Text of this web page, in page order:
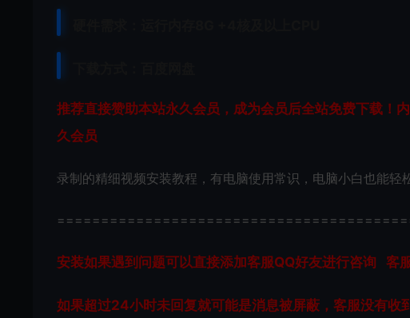
推荐直接赞助本站永久会员，成为会员后全站免费下载！
久会员
录制的精细视频安装教程，有电脑使用常识，电脑小白也能轻
安装如果遇到问题可以直接添加客服QQ好友进行咨询 客
如果超过24小时未回复就可能是消息被屏蔽，客服没有收